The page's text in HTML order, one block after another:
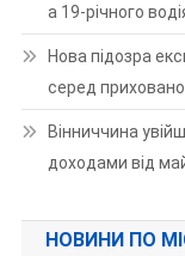
а 19-річного
Нова підозра
серед
Вінниччина
доходами від
НОВИНИ ПО